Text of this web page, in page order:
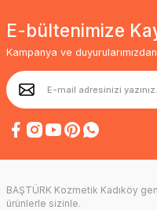
E-bültenimize
Kampanya ve
BAŞTÜRK Kozmetik Kadıköy
ürünlerle sizinle.